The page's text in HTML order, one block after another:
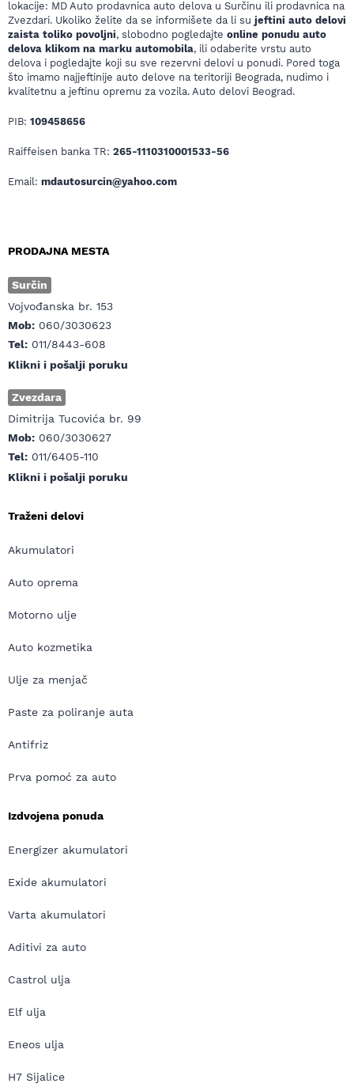
lokacije: MD Auto prodavnica auto delova u Surčinu ili prodavnica na
Zvezdari. Ukoliko želite da se informišete da li su jeftini auto delovi
zaista toliko povoljni, slobodno pogledajte online ponudu auto
delova klikom na marku automobila, ili odaberite vrstu auto
delova i pogledajte koji su sve rezervni delovi u ponudi. Pored toga
što imamo najjeftinije auto delove na teritoriji Beograda, nudimo i
kvalitetnu a jeftinu opremu za vozila. Auto delovi Beograd.
PIB: 109458656
Raiffeisen banka TR: 265-1110310001533-56
Email: mdautosurcin@yahoo.com
PRODAJNA MESTA
Surčin
Vojvođanska br. 153
Mob: 060/3030623
Tel: 011/8443-608
Klikni i pošalji poruku
Zvezdara
Dimitrija Tucovića br. 99
Mob: 060/3030627
Tel: 011/6405-110
Klikni i pošalji poruku
Traženi delovi
Akumulatori
Auto oprema
Motorno ulje
Auto kozmetika
Ulje za menjač
Paste za poliranje auta
Antifriz
Prva pomoć za auto
Izdvojena ponuda
Energizer akumulatori
Exide akumulatori
Varta akumulatori
Aditivi za auto
Castrol ulja
Elf ulja
Eneos ulja
H7 Sijalice